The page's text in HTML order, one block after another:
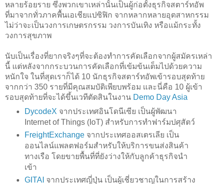
หลายร้อยราย ซึ่งพวกเขาเหล่านั้นเป็นผู้ก่อตั้งธุรกิจสตาร์ทอัพ
ที่มาจากทั่วภาคพื้นเอเชียแปซิฟิก จากหลากหลายอุตสาหกรรม
ไม่ว่าจะเป็นวงการเกษตรกรรม วงการบันเทิง หรือแม้กระทั้ง
วงการสุขภาพ
นับเป็นเรื่องที่ยากจริงๆที่จะต้องทำการคัดเลือกจากผู้สมัครเหล่า
นี้ แต่หลังจากกระบวนการคัดเลือกที่เข้มข้นเต็มไปด้วยความ
หนักใจ ในที่สุดเราก็ได้ 10 นักธุรกิจสตาร์ทอัพเข้ารอบสุดท้าย
จากกว่า 350 รายที่มีคุณสมบัติเพียบพร้อม และนี่คือ 10 ผู้เข้า
รอบสุดท้ายที่จะได้ขึ้นเวทีตัดสินในงาน Demo Day Asia
DycodeX จากประเทศอินโดนีเซีย เป็นผู้พัฒนา
Internet of Things (IoT) สำหรับการทำฟาร์มปศุสัตว์
FreightExchangeจากประเทศออสเตรเลีย เป็น
ออนไลน์แพลตฟอร์มสำหรับให้บริการขนส่งสินค้า
ทางเรือ โดยขายพื้นที่ที่ยังว่างให้กับลูกค้าธุรกิจนำ
เข้า
GITAI จากประเทศญี่ปุ่น เป็นผู้เชี่ยวชาญในการสร้าง